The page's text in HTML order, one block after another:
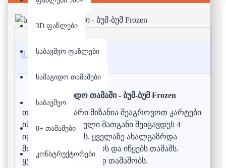
3D ფაზლები
საბავშვო ფაზლები
სამაგიდო თამაშები
საბავშვო
8+ თამაშები
კონსტრუქტორები
აღწერა
სამაგიდო თამაში - ბუმ-ბუმ Frozen
თამაშის მთავარი მიზანია შეაგროვოთ კარტები
ისე რომ თითოეული მათგანი შეიცავდეს 4
იდენტურ სურათს. ყველაზე ახალგაზრდა
მოთამაშე რეკავს ზარს და იწყებს თამაშს.
ყველა ერყდროულად თამაშობს.